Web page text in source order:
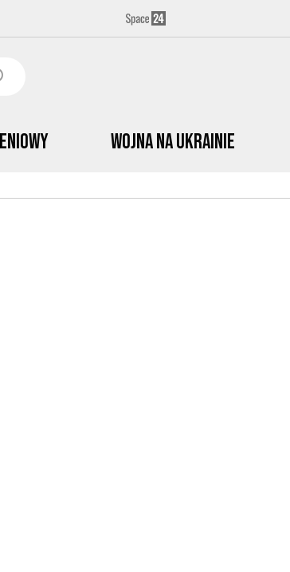
Wojna na Ukrainie